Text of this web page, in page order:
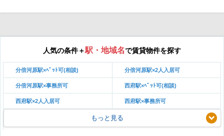
人気の条件＋駅・地域名で賃貸物件を探す
分倍河原駅×ﾍﾟｯﾄ可(相談) 分倍河原駅×2人入居可
分倍河原駅×事務所可 西府駅×ﾍﾟｯﾄ可(相談)
西府駅×2人入居可 西府駅×事務所可
もっと見る